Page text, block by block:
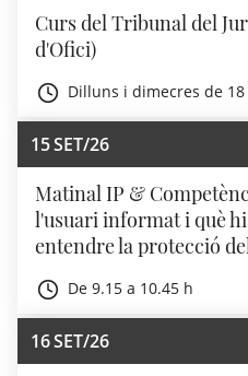
Curs del Tribunal del
d'Ofici)
Dilluns i dimecres de 18
15SET/26
Matinal IP &
l'usuari informat i què hi
entendre la protecció
De 9.15 a 10.45 h
16SET/26